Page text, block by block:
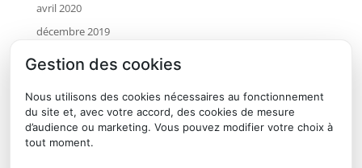
avril 2020
décembre 2019
juillet 2019
mai 2019
avril 2019
Gestion des cookies
Nous utilisons des cookies nécessaires au fonctionnement
du site et, avec votre accord, des cookies de mesure
d’audience ou marketing. Vous pouvez modifier votre choix à
tout moment.